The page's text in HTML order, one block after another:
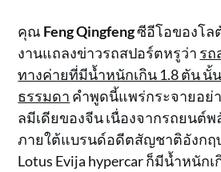
คุณ Feng Qingfengซีอีโอของโล
งานแถลงข่าวรถสปอร์ตหรูว่า รถ
ทางค่ายที่มีน้ำหนักเกิน 1.8 ตัน นั้น
ธรรมดา คำพูดนี้แพร่กระจายอย่า
ลมีเดียของจีน เนื่องจากรถยนต์
ภายใต้แบรนด์อดีตสัญชาติอังกฤ
Lotus Evija hypercar ก็มีน้ำหนัก